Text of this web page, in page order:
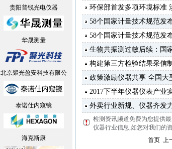
贵阳普锐光电仪器
华晟测量
北京聚光盈安科技有限公
泰诺仕内窥镜
海克斯康
环保部首发多项环境标准
58个国家计量技术规范发
58个国家计量技术规范发
生物共振测过敏后续：国
构建第三方检验结果采信
政策激励仪器共享 全国大
2017下半年仪器仪表产业
外卖行业新规、仪器齐发
检测资讯频道免费为您提供
仪器行业信息,如您对我们的
首页 上